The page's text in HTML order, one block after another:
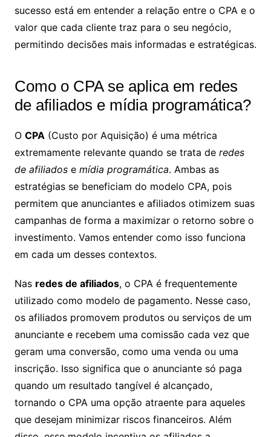
sucesso está em entender a relação entre o CPA e o
valor que cada cliente traz para o seu negócio,
permitindo decisões mais informadas e estratégicas.
Como o CPA se aplica em redes
de afiliados e mídia programática?
O CPA (Custo por Aquisição) é uma métrica
extremamente relevante quando se trata de redes
de afiliadose mídia programática. Ambas as
estratégias se beneficiam do modelo CPA, pois
permitem que anunciantes e afiliados otimizem suas
campanhas de forma a maximizar o retorno sobre o
investimento. Vamos entender como isso funciona
em cada um desses contextos.
Nas redes de afiliados, o CPA é frequentemente
utilizado como modelo de pagamento. Nesse caso,
os afiliados promovem produtos ou serviços de um
anunciante e recebem uma comissão cada vez que
geram uma conversão, como uma venda ou uma
inscrição. Isso significa que o anunciante só paga
quando um resultado tangível é alcançado,
tornando o CPA uma opção atraente para aqueles
que desejam minimizar riscos financeiros. Além